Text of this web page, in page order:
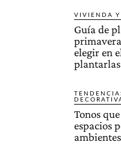
VIVIENDA
Guía de
elegir en
Tonos
espacios